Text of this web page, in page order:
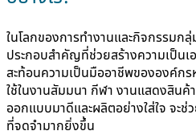
ในโลกของการทำงานและกิจกรรมก
ประกอบสำคัญที่ช่วยสร้างความเป็น
สะท้อนความเป็นมืออาชีพขององค์กร
ใช้ในงานสัมมนา กีฬา งานแสดงสินค้
ออกแบบมาดีและผลิตอย่างใส่ใจ จะ
ที่จดจำมากยิ่งขึ้น